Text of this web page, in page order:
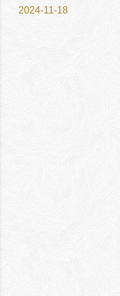
2024-11-18